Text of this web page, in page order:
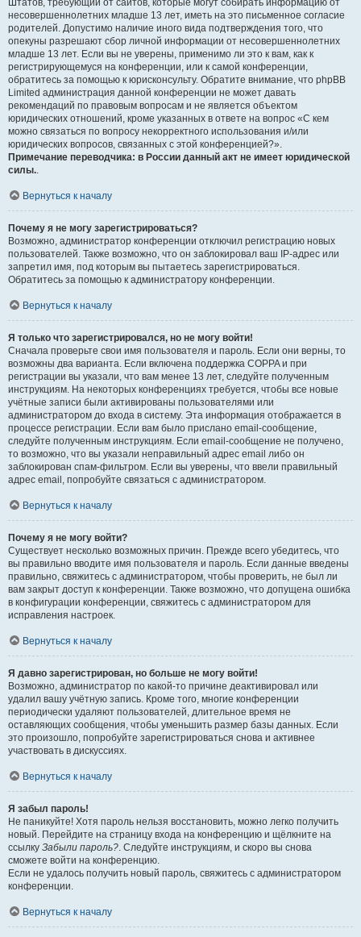
несовершеннолетних младше 13 лет, иметь на это письменное согласие
родителей. Допустимо наличие иного вида подтверждения того, что
опекуны разрешают сбор личной информации от несовершеннолетних
младше 13 лет. Если вы не уверены, применимо ли это к вам, как к
регистрирующемуся на конференции, или к самой конференции,
обратитесь за помощью к юрисконсульту. Обратите внимание, что phpBB
Limited администрация данной конференции не может давать
рекомендаций по правовым вопросам и не является объектом
юридических отношений, кроме указанных в ответе на вопрос «С кем
можно связаться по вопросу некорректного использования и/или
юридических вопросов, связанных с этой конференцией?».
Примечание переводчика: в России данный акт не имеет юридической
силы.
Вернуться к началу
Почему я не могу зарегистрироваться?
Возможно, администратор конференции отключил регистрацию новых
пользователей. Также возможно, что он заблокировал ваш IP-адрес или
запретил имя, под которым вы пытаетесь зарегистрироваться.
Обратитесь за помощью к администратору конференции.
Вернуться к началу
Я только что зарегистрировался, но не могу войти!
Сначала проверьте свои имя пользователя и пароль. Если они верны, то
возможны два варианта. Если включена поддержка COPPA и при
регистрации вы указали, что вам менее 13 лет, следуйте полученным
инструкциям. На некоторых конференциях требуется, чтобы все новые
учётные записи были активированы пользователями или
администратором до входа в систему. Эта информация отображается в
процессе регистрации. Если вам было прислано email-сообщение,
следуйте полученным инструкциям. Если email-сообщение не получено,
то возможно, что вы указали неправильный адрес email либо он
заблокирован спам-фильтром. Если вы уверены, что ввели правильный
адрес email, попробуйте связаться с администратором.
Вернуться к началу
Почему я не могу войти?
Существует несколько возможных причин. Прежде всего убедитесь, что
вы правильно вводите имя пользователя и пароль. Если данные введены
правильно, свяжитесь с администратором, чтобы проверить, не был ли
вам закрыт доступ к конференции. Также возможно, что допущена ошибка
в конфигурации конференции, свяжитесь с администратором для
исправления настроек.
Вернуться к началу
Я давно зарегистрирован, но больше не могу войти!
Возможно, администратор по какой-то причине деактивировал или
удалил вашу учётную запись. Кроме того, многие конференции
периодически удаляют пользователей, длительное время не
оставляющих сообщения, чтобы уменьшить размер базы данных. Если
это произошло, попробуйте зарегистрироваться снова и активнее
участвовать в дискуссиях.
Вернуться к началу
Я забыл пароль!
Не паникуйте! Хотя пароль нельзя восстановить, можно легко получить
новый. Перейдите на страницу входа на конференцию и щёлкните на
ссылку Забыли пароль? . Следуйте инструкциям, и скоро вы снова
сможете войти на конференцию.
Если не удалось получить новый пароль, свяжитесь с администратором
конференции.
Вернуться к началу